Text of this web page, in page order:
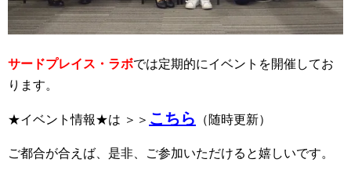
サードプレイス・ラボでは定期的にイベントを開催してお
ります。
★イベント情報★は ＞＞ こちら （随時更新）
ご都合が合えば、是非、ご参加いただけると嬉しいです。